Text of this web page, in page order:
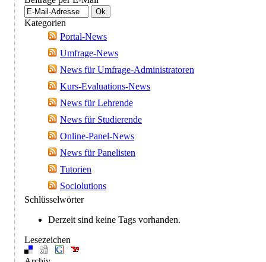
Kategorien
Portal-News
Umfrage-News
News für Umfrage-Administratoren
Kurs-Evaluations-News
News für Lehrende
News für Studierende
Online-Panel-News
News für Panelisten
Tutorien
Sociolutions
Schlüsselwörter
Derzeit sind keine Tags vorhanden.
Lesezeichen